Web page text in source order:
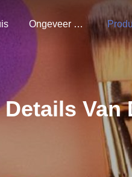
Ongeveer Ons
Details Van